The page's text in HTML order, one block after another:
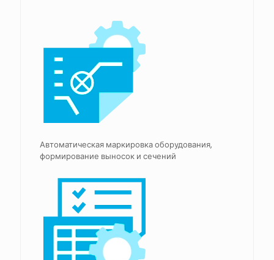
Автоматическая маркировка оборудования,
формирование выносок и сечений